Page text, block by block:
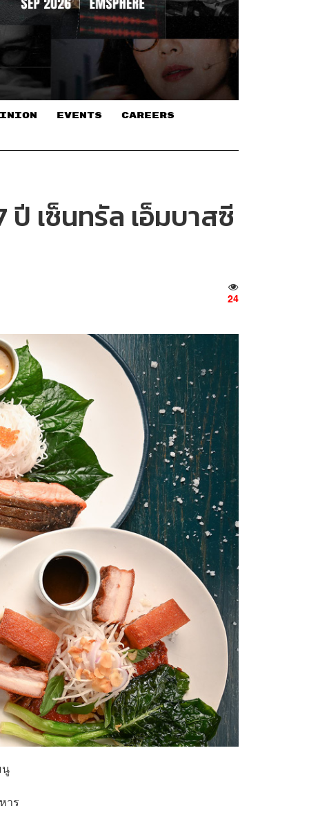
EVENTS CAREERS
เซ็นทรัล เอ็มบาสซี
24
นู
าร